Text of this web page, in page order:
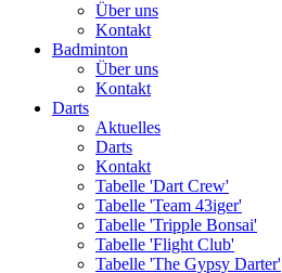
Über uns
Kontakt
Badminton
Über uns
Kontakt
Darts
Aktuelles
Darts
Kontakt
Tabelle 'Dart Crew'
Tabelle 'Team 43iger'
Tabelle 'Tripple Bonsai'
Tabelle 'Flight Club'
Tabelle 'The Gypsy Darter'